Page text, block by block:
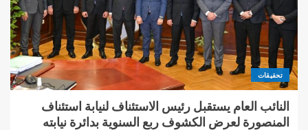
تحقيقات
النائب العام يستقبل رئيس الاستئناف لنيابة استئناف
المنصورة لعرض الكشوف ربع السنوية بدائرة نيابته